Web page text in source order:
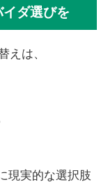
ダ選びを
えは、
現実的な選択肢